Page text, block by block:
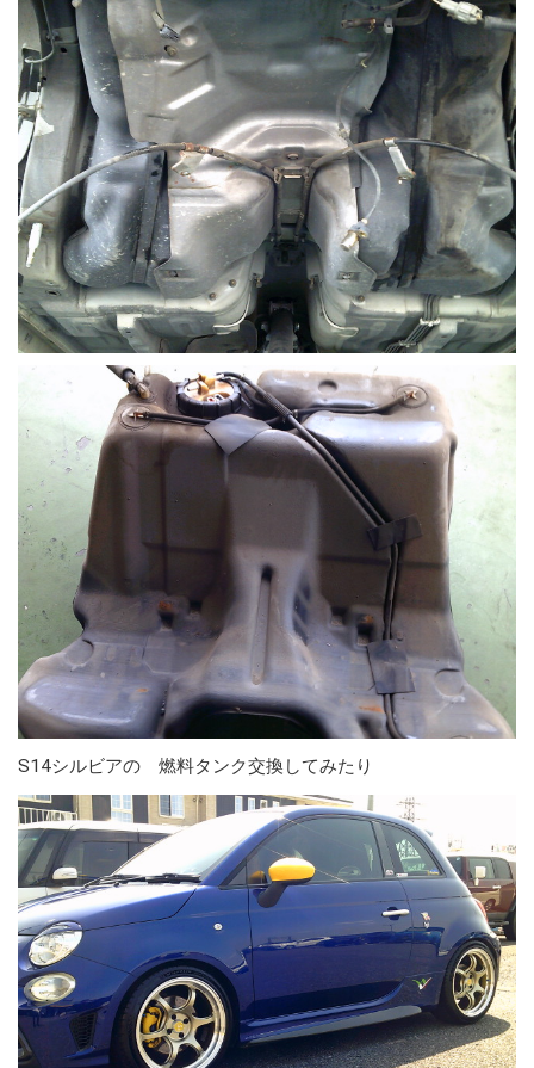
S14シルビアの 燃料タンク交換してみたり